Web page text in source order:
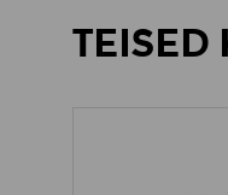
E-
TEISED